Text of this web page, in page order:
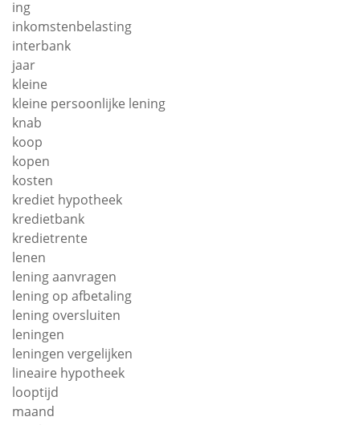
ing
inkomstenbelasting
interbank
jaar
kleine
kleine persoonlijke lening
knab
koop
kopen
kosten
krediet hypotheek
kredietbank
kredietrente
lenen
lening aanvragen
lening op afbetaling
lening oversluiten
leningen
leningen vergelijken
lineaire hypotheek
looptijd
maand